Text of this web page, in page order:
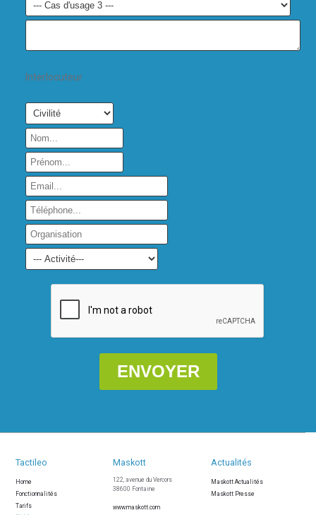
Interlocuteur
Tactileo
Home
Fonctionnalités
Tarifs
Maskott
122, avenue du Vercors
38600 Fontaine
www.maskott.com
Actualités
Maskott Actualités
Maskott Presse